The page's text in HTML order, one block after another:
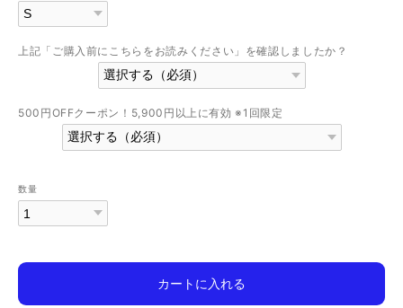
上記「ご購入前にこちらをお読みください」を確認しましたか？
500円OFFクーポン！5,900円以上に有効 ※1回限定
数量
カートに入れる